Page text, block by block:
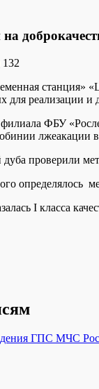
132
станция»
для реализации и
ФБУ
лжеакации
проверили
I класса
ГПС МЧС